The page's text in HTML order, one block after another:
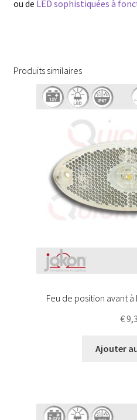
ou de LED sophistiquées à
Produits similaires
Feu de position avant à
€
Ajouter